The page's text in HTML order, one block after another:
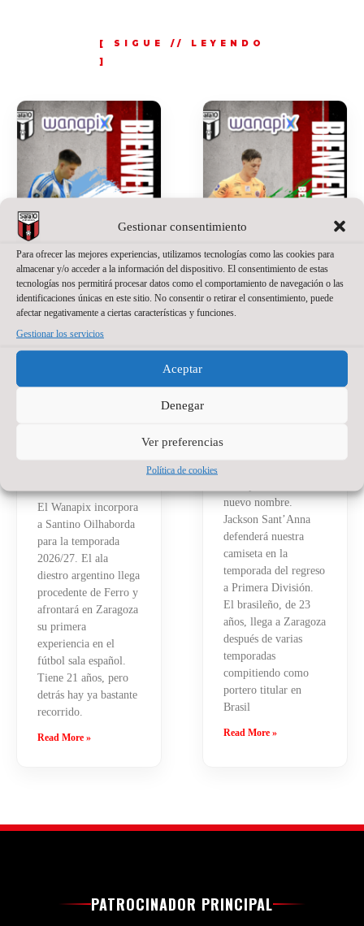
Gestionar consentimiento
Para ofrecer las mejores experiencias, utilizamos tecnologías como las cookies para
almacenar y/o acceder a la información del dispositivo. El consentimiento de estas
tecnologías nos permitirá procesar datos como el comportamiento de navegación o las
identificaciones únicas en este sitio. No consentir o retirar el consentimiento, puede
afectar negativamente a ciertas características y funciones.
Gestionar los servicios
Aceptar
Denegar
Ver preferencias
Política de cookies
SANTINO
OILHABORDA,
DE PRESENTE
El Wanapix incorpora
a Santino Oilhaborda
para la temporada
2026/27. El ala
diestro argentino llega
procedente de Ferro y
afrontará en Zaragoza
su primera
experiencia en el
fútbol sala español.
Tiene 21 años, pero
detrás hay ya bastante
recorrido.
Read More »
SANT’ANNA,
PORTERO DE
nuevo nombre.
Jackson Sant’Anna
defenderá nuestra
camiseta en la
temporada del regreso
a Primera División.
El brasileño, de 23
años, llega a Zaragoza
después de varias
temporadas
compitiendo como
portero titular en
Brasil
Read More »
PATROCINADOR PRINCIPAL